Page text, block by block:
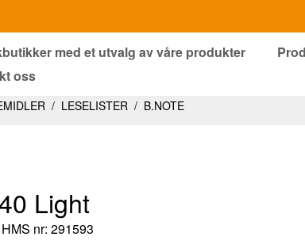
med et utvalg av våre produkter
oss
/ LESELISTER / B.NOTE
Light
HMS nr: 291593